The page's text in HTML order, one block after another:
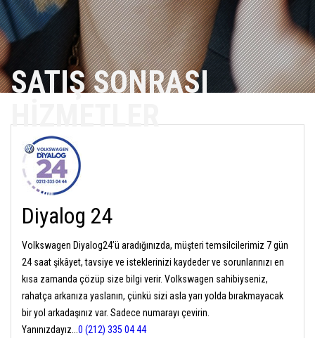
SATIŞ SONRASI
HİZMETLER
Diyalog 24
Volkswagen Diyalog24’ü aradığınızda, müşteri temsilcilerimiz 7 gün
24 saat şikâyet, tavsiye ve isteklerinizi kaydeder ve sorunlarınızı en
kısa zamanda çözüp size bilgi verir. Volkswagen sahibiyseniz,
rahatça arkanıza yaslanın, çünkü sizi asla yarı yolda bırakmayacak
bir yol arkadaşınız var. Sadece numarayı çevirin.
Yanınızdayız... 0 (212) 335 04 44